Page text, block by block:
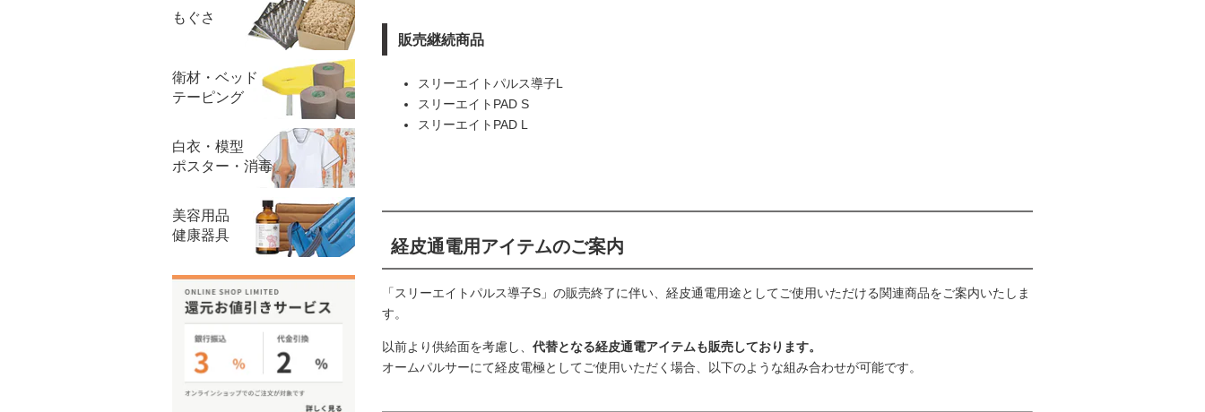
販売継続商品
スリーエイトパルス導子L
スリーエイトPAD S
スリーエイトPAD L
経皮通電用アイテムのご案内
「スリーエイトパルス導子S」の販売終了に伴い、経皮通電用途としてご使用いただける関連商品をご案内いたしま
す。
以前より供給面を考慮し、 代替となる経皮通電アイテムも販売しております。
オームパルサーにて経皮電極としてご使用いただく場合、以下のような組み合わせが可能です。
もぐさ
衛材・ベッド
テーピング
白衣・模型
ポスター・消毒
美容用品
健康器具